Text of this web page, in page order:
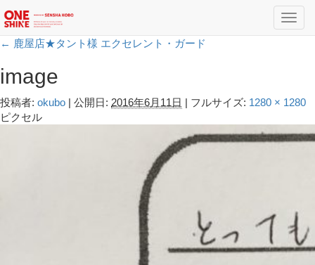
← 鹿屋店★タント様 エクセレント・ガード
image
投稿者: okubo | 公開日: 2016年6月11日 | フルサイズ: 1280 × 1280
ピクセル